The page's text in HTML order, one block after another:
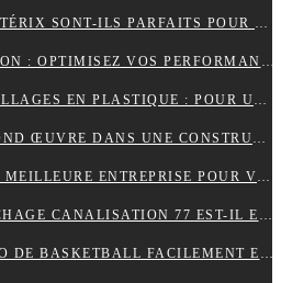
POURQUOI LE TAXI ASTÉRIX SONT-ILS PARFAITS POUR LES TOURISTES ?
SPORT ET RÉCUPÉRATION : OPTIMISEZ VOS PERFORMANCES AVEC LES HUILES CBD À PARIS
FERMETURES ET EMBALLAGES EN PLASTIQUE : POUR UNE PROTECTION OPTIMALE DE VOS PRODUITS
LES TRAVAUX DE SECOND ŒUVRE DANS UNE CONSTRUCTION DE MAISON
COMMENT CHOISIR LA MEILLEURE ENTREPRISE POUR VOTRE DÉMÉNAGEMENT PARIS MARSEILLE?
POURQUOI LE DÉBOUCHAGE CANALISATION 77 EST-IL ESSENTIEL POUR ÉVITER LES DÉSAGRÉMENTS MAJEURS ?
COMMENT CRÉER LOGO DE BASKETBALL FACILEMENT ET EFFICACEMENT ?